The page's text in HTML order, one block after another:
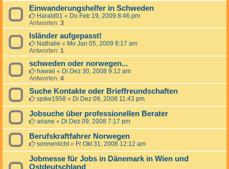
Einwanderungshelfer in Schweden
Harald01 « Do Feb 19, 2009 8:46 pm
Antworten: 3
Isländer aufgepasst!
Nathalie « Mo Jan 05, 2009 8:17 am
Antworten: 1
schweden oder norwegen...
hawaii « Di Dez 30, 2008 9:12 am
Antworten: 4
Suche Kontakte oder Brieffreundschaften
spike1958 « Di Dez 09, 2008 11:43 pm
Jobsuche über professionellen Berater
ariane « Di Dez 09, 2008 7:17 pm
Berufskraftfahrer Norwegen
sonnenlicht« Fr Okt 31, 2008 12:12 am
Jobmesse für Jobs in Dänemark in Wien und
Ostdeutschland